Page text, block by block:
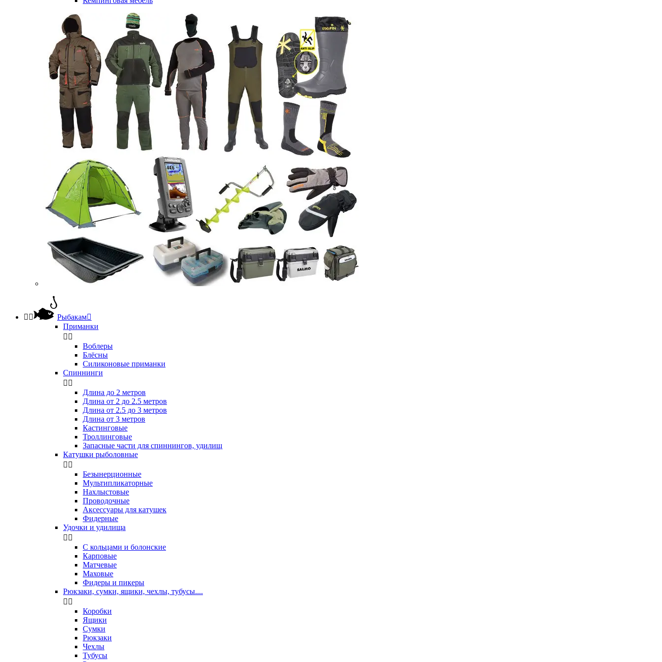
  Рыбакам
Приманки
 
Воблеры
Блёсны
Силиконовые приманки
Спиннинги
 
Длина до 2 метров
Длина от 2 до 2.5 метров
Длина от 2.5 до 3 метров
Длина от 3 метров
Кастинговые
Троллинговые
Запасные части для спиннингов, удилищ
Катушки рыболовные
 
Безынерционные
Мультипликаторные
Нахлыстовые
Проводочные
Аксессуары для катушек
Фидерные
Удочки и удилища
 
С кольцами и болонские
Карповые
Матчевые
Маховые
Фидеры и пикеры
Рюкзаки, сумки, ящики, чехлы, тубусы....
 
Коробки
Ящики
Сумки
Рюкзаки
Чехлы
Тубусы